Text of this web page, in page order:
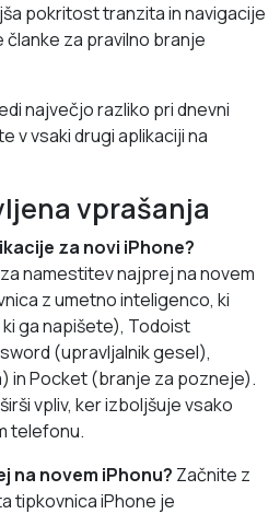
pokritost tranzita in navigacije
za pravilno branje
največjo razliko pri dnevni
v vsaki drugi aplikaciji na
vprašanja
za novi iPhone?
namestitev najprej na novem
z umetno inteligenco, ki
ga napišete), Todoist
(upravljalnik gesel),
in Pocket (branje za pozneje).
vpliv, ker izboljšuje vsako
telefonu.
na novem iPhonu? Začnite z
tipkovnica iPhone je